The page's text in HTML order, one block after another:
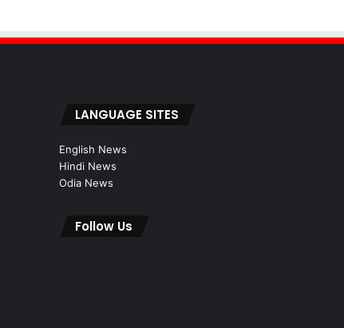
LANGUAGE SITES
English News
Hindi News
Odia News
Follow Us